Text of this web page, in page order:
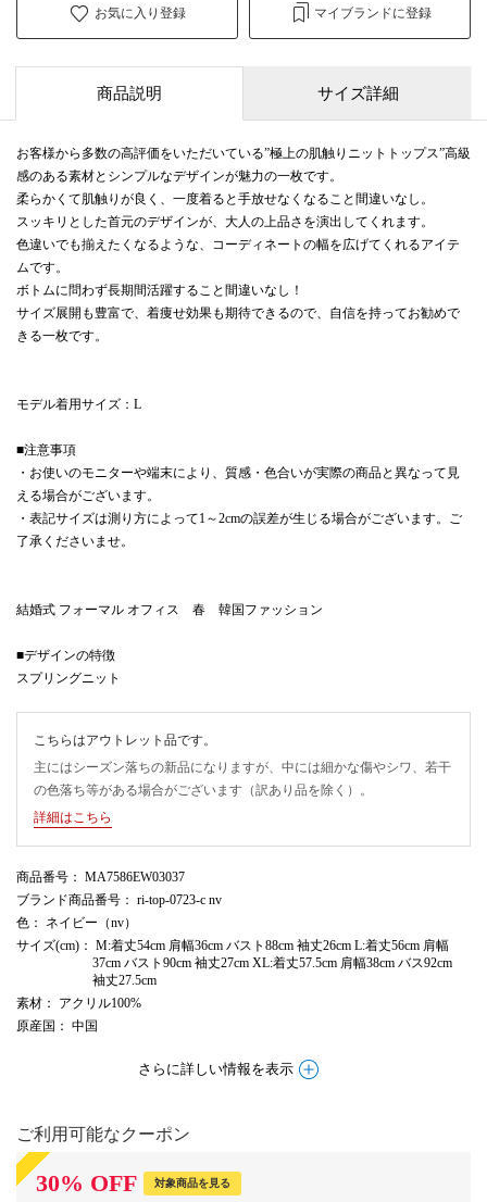
お気に入り登録 マイブランドに登録
商品説明 サイズ詳細
お客様から多数の高評価をいただいている”極上の肌触りニットトップス”高級
感のある素材とシンプルなデザインが魅力の一枚です。
柔らかくて肌触りが良く、一度着ると手放せなくなること間違いなし。
スッキリとした首元のデザインが、大人の上品さを演出してくれます。
色違いでも揃えたくなるような、コーディネートの幅を広げてくれるアイテ
ムです。
ボトムに問わず長期間活躍すること間違いなし！
サイズ展開も豊富で、着痩せ効果も期待できるので、自信を持ってお勧めで
きる一枚です。
モデル着用サイズ：L
■注意事項
・お使いのモニターや端末により、質感・色合いが実際の商品と異なって見
える場合がございます。
・表記サイズは測り方によって1～2cmの誤差が生じる場合がございます。ご
了承くださいませ。
結婚式 フォーマル オフィス 春 韓国ファッション
■デザインの特徴
スプリングニット
こちらはアウトレット品です。
主にはシーズン落ちの新品になりますが、中には細かな傷やシワ、若干
の色落ち等がある場合がございます（訳あり品を除く）。
詳細はこちら
商品番号 ： MA7586EW03037
ブランド商品番号 ： ri-top-0723-c nv
色 ： ネイビー（nv）
サイズ(cm) ： M:着丈54cm 肩幅36cm バスト88cm 袖丈26cm L:着丈56cm 肩幅
37cm バスト90cm 袖丈27cm XL:着丈57.5cm 肩幅38cm バス92cm
袖丈27.5cm
素材 ： アクリル100%
原産国 ： 中国
さらに詳しい情報を表示
ご利用可能なクーポン
30% OFF 対象商品を見る